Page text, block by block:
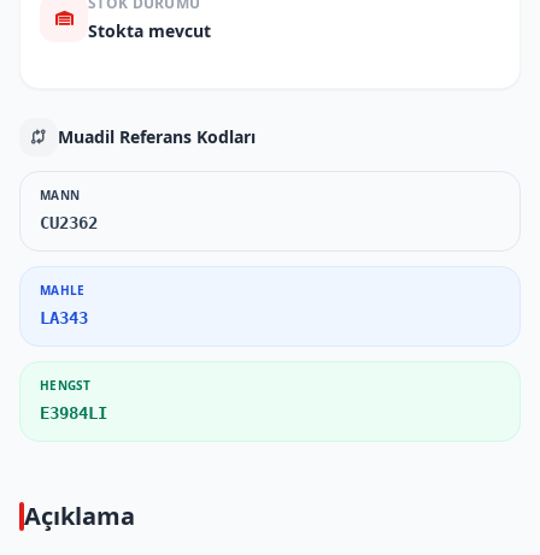
Stokta mevcut
Muadil Referans Kodları
MANN
CU2362
MAHLE
LA343
HENGST
E3984LI
Açıklama